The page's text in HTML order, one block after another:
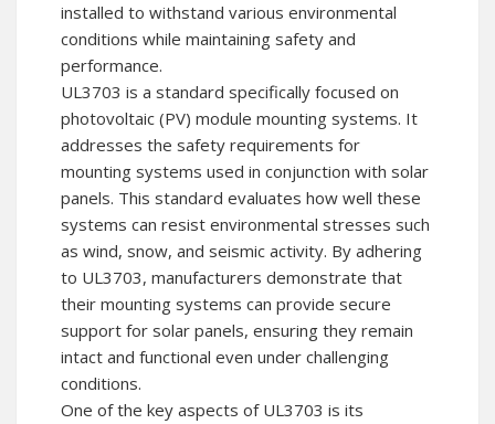
installed to withstand various environmental
conditions while maintaining safety and
performance.
UL3703 is a standard specifically focused on
photovoltaic (PV) module mounting systems. It
addresses the safety requirements for
mounting systems used in conjunction with solar
panels. This standard evaluates how well these
systems can resist environmental stresses such
as wind, snow, and seismic activity. By adhering
to UL3703, manufacturers demonstrate that
their mounting systems can provide secure
support for solar panels, ensuring they remain
intact and functional even under challenging
conditions.
One of the key aspects of UL3703 is its